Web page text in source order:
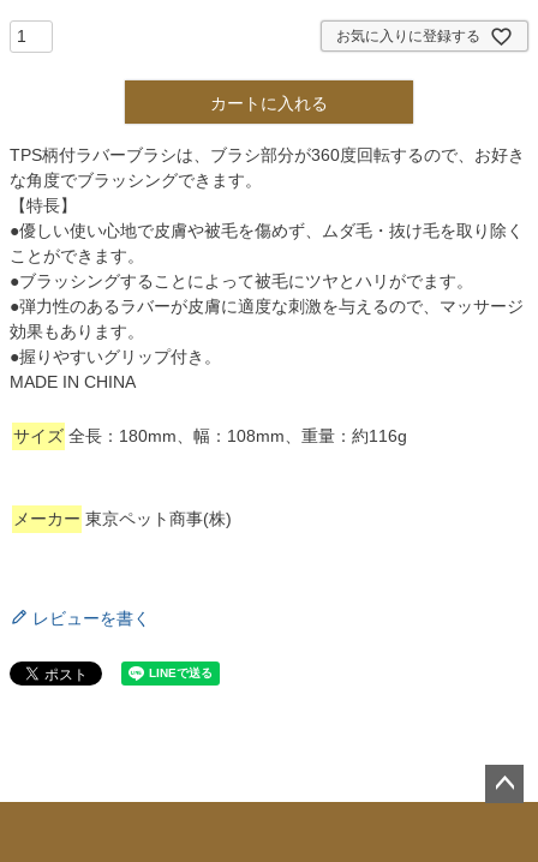
お気に入りに登録する
カートに入れる
TPS柄付ラバーブラシは、ブラシ部分が360度回転するので、お好き
な角度でブラッシングできます。
【特長】
●優しい使い心地で皮膚や被毛を傷めず、ムダ毛・抜け毛を取り除く
ことができます。
●ブラッシングすることによって被毛にツヤとハリがでます。
●弾力性のあるラバーが皮膚に適度な刺激を与えるので、マッサージ
効果もあります。
●握りやすいグリップ付き。
MADE IN CHINA
サイズ 全長：180mm、幅：108mm、重量：約116g
メーカー 東京ペット商事(株)
レビューを書く